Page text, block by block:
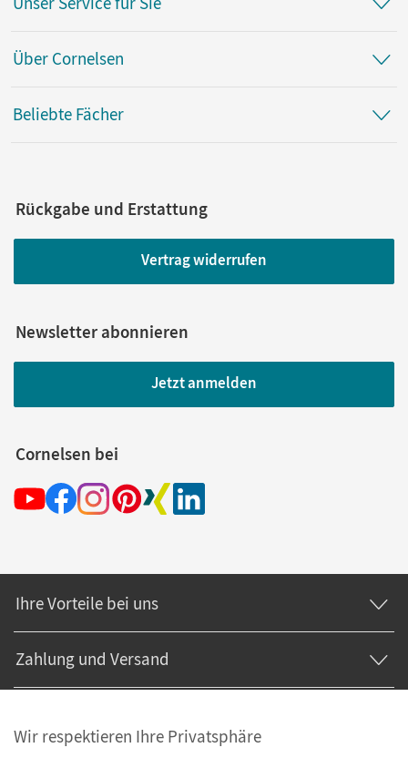
Über Cornelsen
Beliebte Fächer
Rückgabe und Erstattung
Vertrag widerrufen
Newsletter abonnieren
Jetzt anmelden
Cornelsen bei
Ihre Vorteile bei uns
Zahlung und Versand
Wir respektieren Ihre Privatsphäre